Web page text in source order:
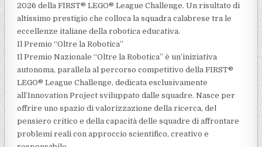
2026 della FIRST® LEGO® League Challenge. Un risultato di
altissimo prestigio che colloca la squadra calabrese tra le
eccellenze italiane della robotica educativa.
Il Premio “Oltre la Robotica”
Il Premio Nazionale “Oltre la Robotica” è un’iniziativa
autonoma, parallela al percorso competitivo della FIRST®
LEGO® League Challenge, dedicata esclusivamente
all’Innovation Project sviluppato dalle squadre. Nasce per
offrire uno spazio di valorizzazione della ricerca, del
pensiero critico e della capacità delle squadre di affrontare
problemi reali con approccio scientifico, creativo e